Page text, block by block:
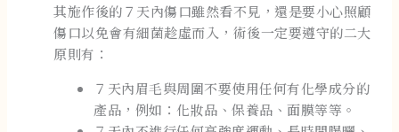
其施作後的７天內傷口雖然看不見，還是要小心照顧
傷口以免會有細菌趁虛而入，術後一定要遵守的二大
原則有：
７天內眉毛與周圍不要使用任何有化學成分的
產品，例如：化妝品、保養品、面膜等等。